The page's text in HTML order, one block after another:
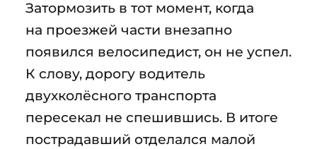
Затормозить в тот момент, когда
на проезжей части внезапно
появился велосипедист, он не успел.
К слову, дорогу водитель
двухколёсного транспорта
пересекал не спешившись. В итоге
пострадавший отделался малой